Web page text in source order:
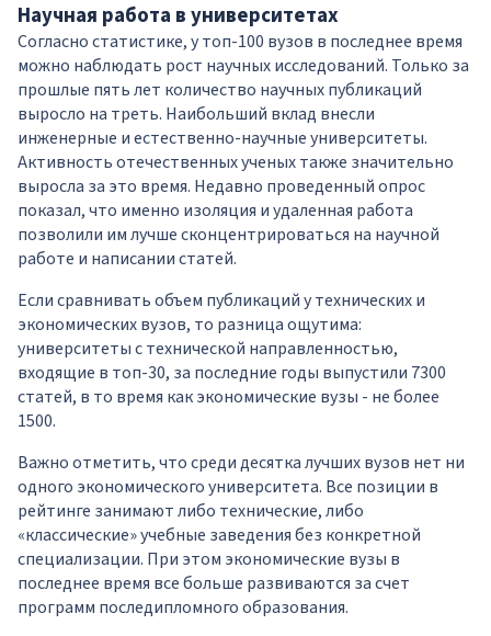
Научная работа в университетах
Согласно статистике, у топ-100 вузов в последнее время
можно наблюдать рост научных исследований. Только за
прошлые пять лет количество научных публикаций
выросло на треть. Наибольший вклад внесли
инженерные и естественно-научные университеты.
Активность отечественных ученых также значительно
выросла за это время. Недавно проведенный опрос
показал, что именно изоляция и удаленная работа
позволили им лучше сконцентрироваться на научной
работе и написании статей.
Если сравнивать объем публикаций у технических и
экономических вузов, то разница ощутима:
университеты с технической направленностью,
входящие в топ-30, за последние годы выпустили 7300
статей, в то время как экономические вузы - не более
1500.
Важно отметить, что среди десятка лучших вузов нет ни
одного экономического университета. Все позиции в
рейтинге занимают либо технические, либо
«классические» учебные заведения без конкретной
специализации. При этом экономические вузы в
последнее время все больше развиваются за счет
программ последипломного образования.